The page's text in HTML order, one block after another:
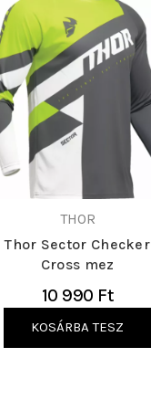
THOR
Thor Sector Checker
Cross mez
10 990 Ft
KOSÁRBA TESZ